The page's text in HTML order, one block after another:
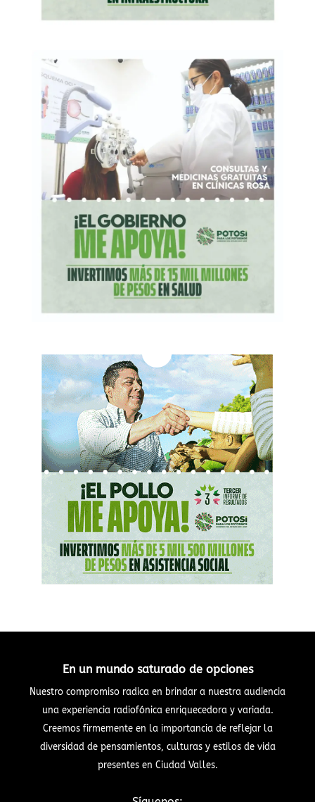
En un mundo saturado de opciones
Nuestro compromiso radica en brindar a nuestra audiencia
una experiencia radiofónica enriquecedora y variada.
Creemos firmemente en la importancia de reflejar la
diversidad de pensamientos, culturas y estilos de vida
presentes en Ciudad Valles.